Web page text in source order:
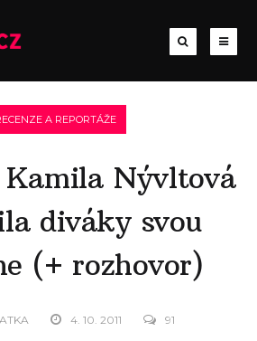
A REPORTÁŽE
Kamila Nývltová
diváky svou
(+ rozhovor)
4. 10. 2011 91